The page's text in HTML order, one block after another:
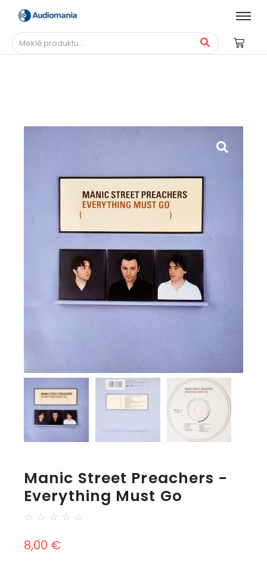
Manic Street Preachers -
Everything Must Go
☆ ☆ ☆ ☆ ☆
8,00 €